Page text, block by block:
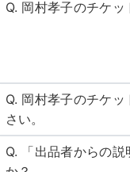
Q. 岡村孝子のチケッ
Q. 岡村孝子のチケ
さい。
Q. 「出品者からの